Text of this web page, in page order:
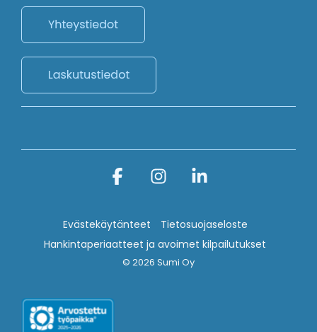
Evästekäytänteet
Tietosuojaseloste
Hankintaperiaatteet ja avoimet kilpailutukset
© 2026 Sumi Oy
FacebookInstagram